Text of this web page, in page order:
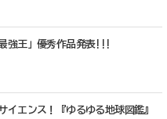
強王」優秀作品発表!!!
イエンス！『ゆるゆる地球図鑑』